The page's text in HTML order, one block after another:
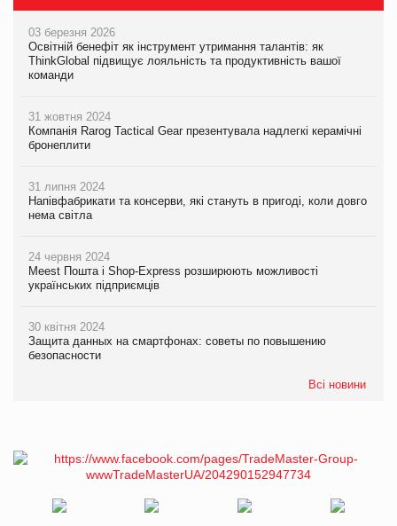
03 березня 2026
Освітній бенефіт як інструмент утримання талантів: як
ThinkGlobal підвищує лояльність та продуктивність вашої
команди
31 жовтня 2024
Компанія Rarog Tactical Gear презентувала надлегкі керамічні
бронеплити
31 липня 2024
Напівфабрикати та консерви, які стануть в пригоді, коли довго
нема світла
24 червня 2024
Meest Пошта і Shop-Express розширюють можливості
українських підприємців
30 квітня 2024
Защита данных на смартфонах: советы по повышению
безопасности
Всі новини